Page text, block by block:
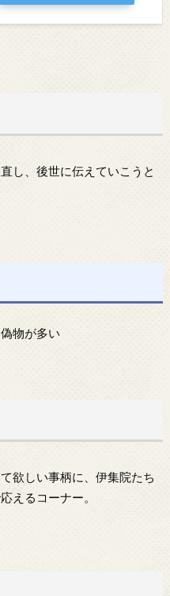
し、後世に伝えていこうと
物が多い
欲しい事柄に、伊集院たち
えるコーナー。